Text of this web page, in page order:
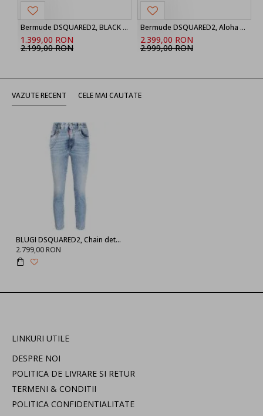
Bermude DSQUARED2, BLACK ‘Marine’ denim shorts
1.399,00 RON
2.199,00 RON
Bermude DSQUARED2, Aloha Souvenir Boxer Shorts
2.399,00 RON
2.999,00 RON
VAZUTE RECENT CELE MAI CAUTATE
BLUGI DSQUARED2, Chain detail, Blue
2.799,00 RON
LINKURI UTILE
DESPRE NOI
POLITICA DE LIVRARE SI RETUR
TERMENI & CONDITII
POLITICA CONFIDENTIALITATE